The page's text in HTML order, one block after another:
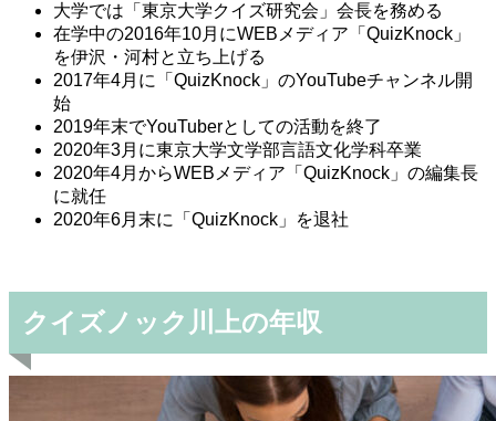
大学では「東京大学クイズ研究会」会長を務める
在学中の2016年10月にWEBメディア「QuizKnock」
を伊沢・河村と立ち上げる
2017年4月に「QuizKnock」のYouTubeチャンネル開
始
2019年末でYouTuberとしての活動を終了
2020年3月に東京大学文学部言語文化学科卒業
2020年4月からWEBメディア「QuizKnock」の編集長
に就任
2020年6月末に「QuizKnock」を退社
クイズノック川上の年収